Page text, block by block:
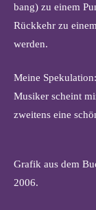
bang) zu einem
Rückkehr zu
werden.
Meine
Musiker scheint
zweitens eine
Grafik aus dem
2006.